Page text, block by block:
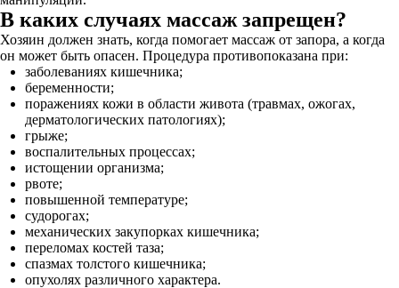
В каких случаях массаж запрещен?
Хозяин должен знать, когда помогает массаж от запора, а когда
он может быть опасен. Процедура противопоказана при:
заболеваниях кишечника;
беременности;
поражениях кожи в области живота (травмах, ожогах,
дерматологических патологиях);
грыже;
воспалительных процессах;
истощении организма;
рвоте;
повышенной температуре;
судорогах;
механических закупорках кишечника;
переломах костей таза;
спазмах толстого кишечника;
опухолях различного характера.